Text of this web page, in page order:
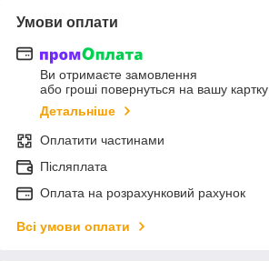
Умови оплати
Ви отримаєте замовлення
або гроші повернуться на вашу картку
Детальніше
Оплатити частинами
Післяплата
Оплата на розрахунковий рахунок
Всі умови оплати